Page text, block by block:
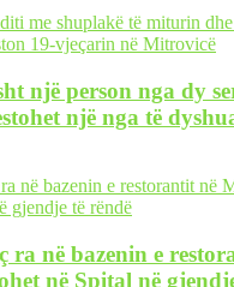
një person nga dy
një nga të
ra në bazenin e
në Spital në